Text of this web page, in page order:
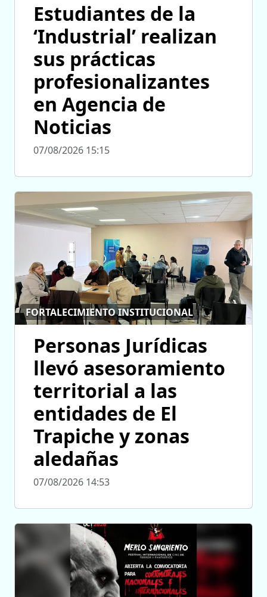
Estudiantes de la
‘Industrial’ realizan
sus prácticas
profesionalizantes
en Agencia de
Noticias
07/08/2026 15:15
FORTALECIMIENTO INSTITUCIONAL
Personas Jurídicas
llevó asesoramiento
territorial a las
entidades de El
Trapiche y zonas
aledañas
07/08/2026 14:53